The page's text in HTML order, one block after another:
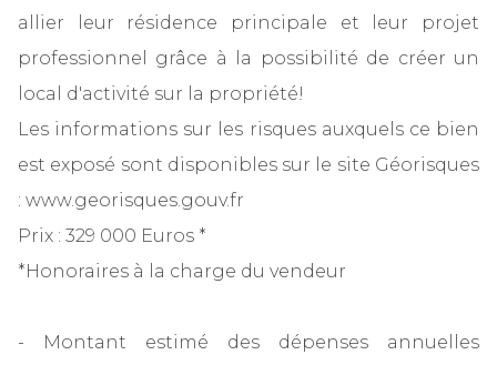
allier leur résidence principale et leur projet
professionnel grâce à la possibilité de créer un
local d'activité sur la propriété!
Les informations sur les risques auxquels ce bien
est exposé sont disponibles sur le site Géorisques
: www.georisques.gouv.fr
Prix : 329 000 Euros *
*Honoraires à la charge du vendeur
- Montant estimé des dépenses annuelles